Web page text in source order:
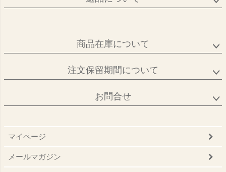
商品在庫について
注文保留期間について
お問合せ
マイページ
メールマガジン